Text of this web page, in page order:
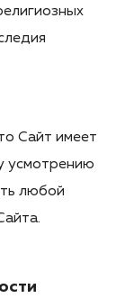
Сайт имеет
усмотрению
любой